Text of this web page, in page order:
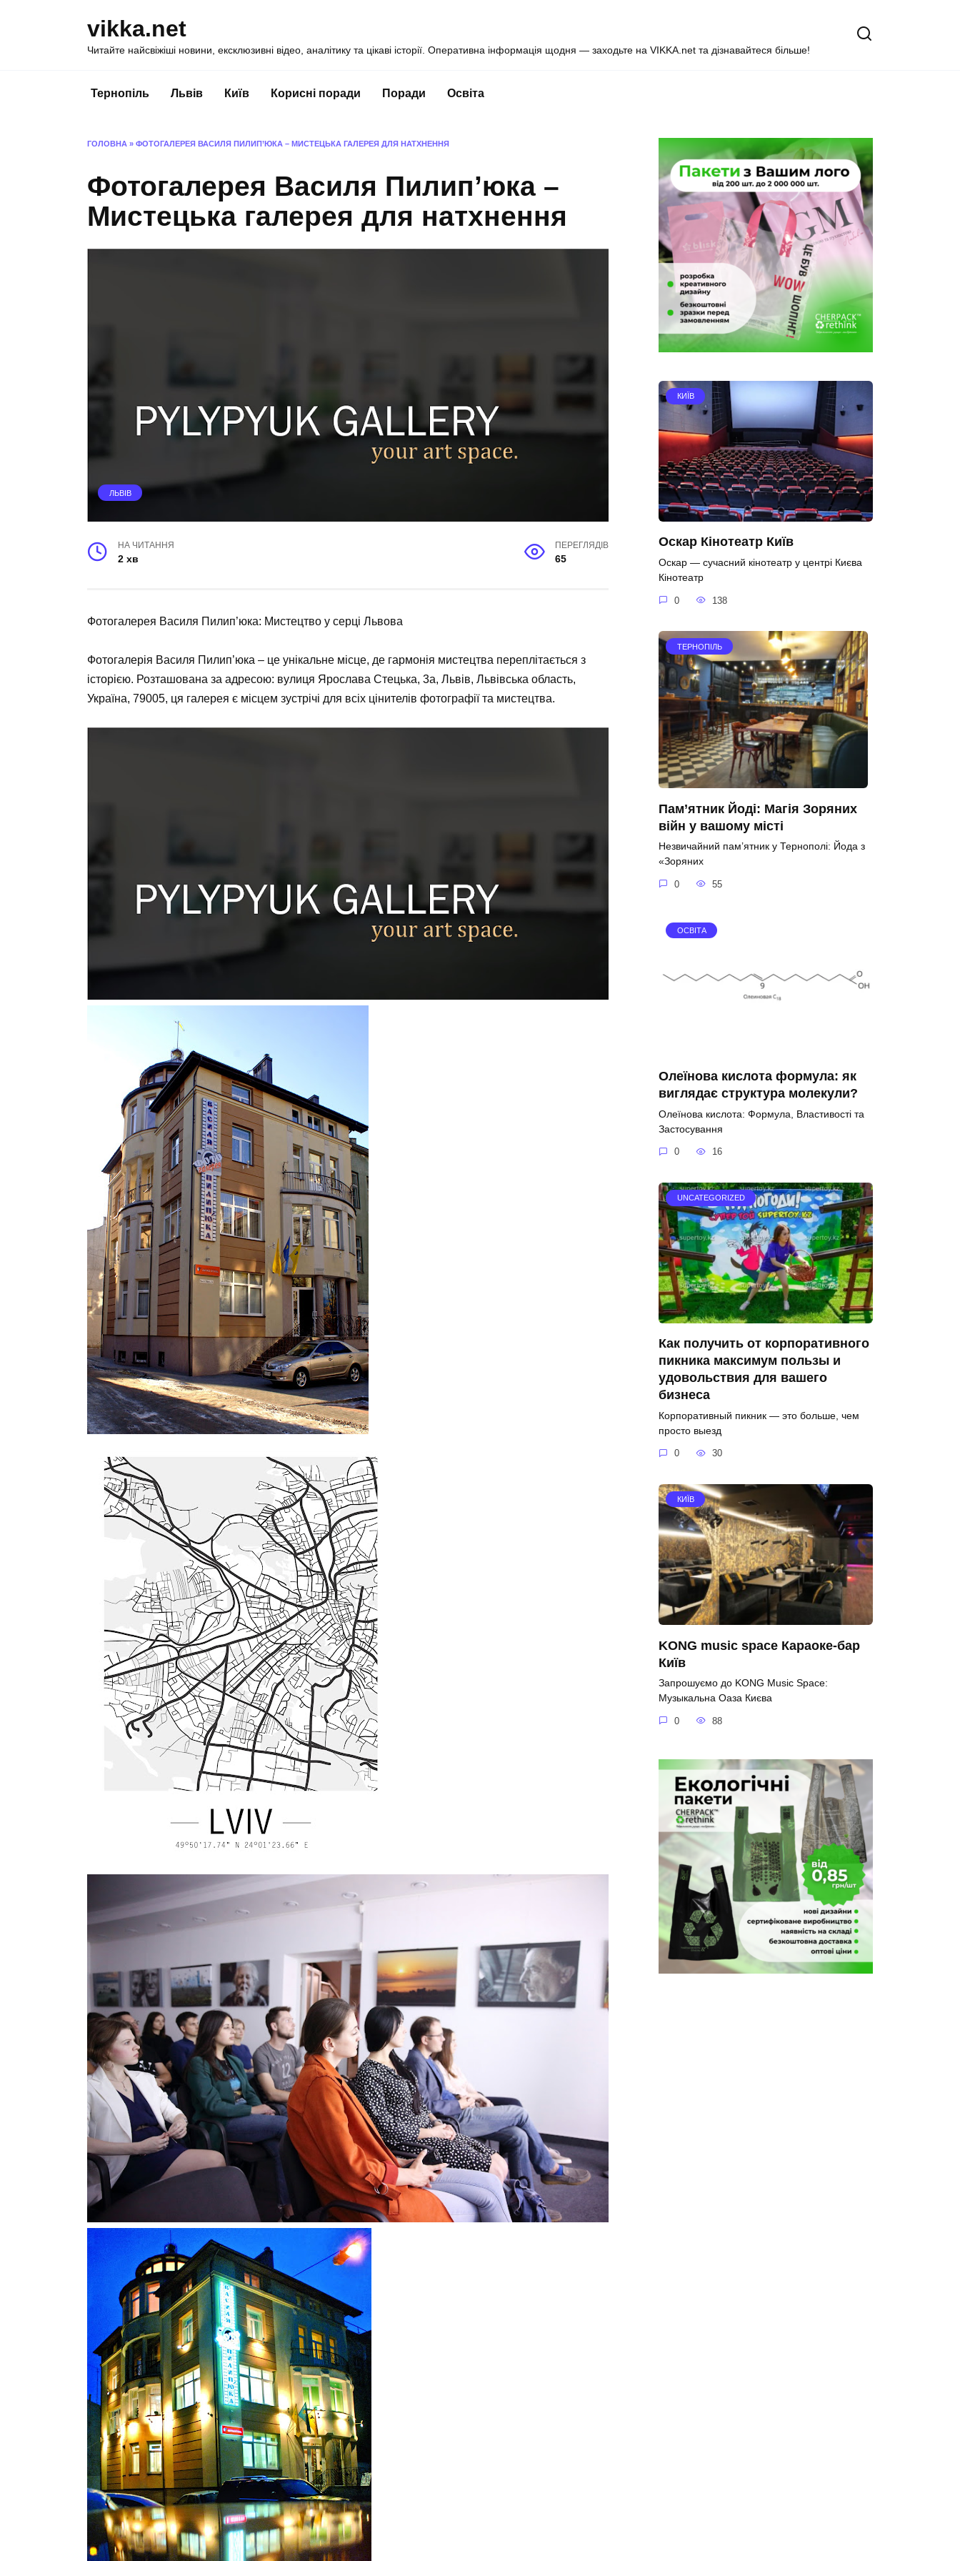
vikka.net
Читайте найсвіжіші новини, ексклюзивні відео, аналітику та цікаві історії. Оперативна інформація щодня — заходьте на VIKKA.net та дізнавайтеся більше!
Тернопіль Львів Київ Корисні поради Поради Освіта
ГОЛОВНА » ФОТОГАЛЕРЕЯ ВАСИЛЯ ПИЛИП’ЮКА – МИСТЕЦЬКА ГАЛЕРЕЯ ДЛЯ НАТХНЕННЯ
Фотогалерея Василя Пилип’юка –
Мистецька галерея для натхнення
ЛЬВІВ
НА ЧИТАННЯ
2 хв
ПЕРЕГЛЯДІВ
65
Фотогалерея Василя Пилип’юка: Мистецтво у серці Львова
Фотогалерія Василя Пилип’юка – це унікальне місце, де гармонія мистецтва переплітається з
історією. Розташована за адресою: вулиця Ярослава Стецька, 3а, Львів, Львівська область,
Україна, 79005, ця галерея є місцем зустрічі для всіх цінителів фотографії та мистецтва.
КИЇВ
Оскар Кінотеатр Київ
Оскар — сучасний кінотеатр у центрі Києва
Кінотеатр
0 138
ТЕРНОПІЛЬ
Пам’ятник Йоді: Магія Зоряних
війн у вашому місті
Незвичайний пам’ятник у Тернополі: Йода з
«Зоряних
0 55
ОСВІТА
Олеїнова кислота формула: як
виглядає структура молекули?
Олеїнова кислота: Формула, Властивості та
Застосування
0 16
UNCATEGORIZED
Как получить от корпоративного
пикника максимум пользы и
удовольствия для вашего
бизнеса
Корпоративный пикник — это больше, чем
просто выезд
0 30
КИЇВ
KONG music space Караоке-бар
Київ
Запрошуємо до KONG Music Space:
Музыкальна Оаза Києва
0 88